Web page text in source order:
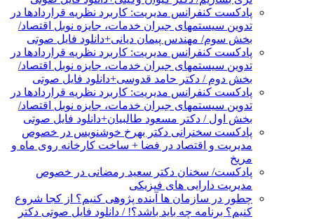
پادکست کنفرانس مدیریت: کاربرد نظریه قراردادها در
تدوین سیستمهای جبران خدمات، جایزه نوبل اقتصاد/
بخش سوم/ مهندس پیمان دیانی+دانلود فایل صوتی
پادکست کنفرانس مدیریت: کاربرد نظریه قراردادها در
تدوین سیستمهای جبران خدمات، جایزه نوبل اقتصاد/
بخش دوم / دکتر حامد قدوسی+دانلود فایل صوتی
پادکست کنفرانس مدیریت: کاربرد نظریه قراردادها در
تدوین سیستمهای جبران خدمات، جایزه نوبل اقتصاد/
بخش اول / دکتر مسعود طالبیان+دانلود فایل صوتی
پادکست سخنرانی دکتر بهرخ خوشنویس در خصوص
مدیریت و اقتصاد در فضا + ساخت کارخانه روی ماه و
مریخ
پادکست/ سخنان دکتر سعید رمضانی در خصوص
مدیریت دارایی های فیزیکی
چطور در سازمان ها آینده پژوهی کنیم؟ از کجا شروع
کنیم؟ برنامه چه باید باشد؟! / دانلود فایل صوتی دکتر